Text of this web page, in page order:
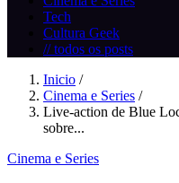
Tech
Cultura Geek
// todos os posts
Inicio /
Cinema e Series /
Live-action de Blue
sobre...
Cinema e Series